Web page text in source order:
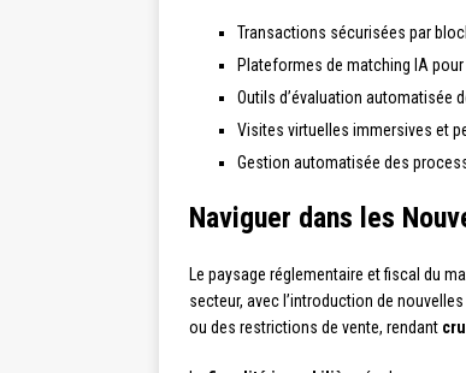
Transactions sécurisées par
Plateformes de matching IA
Outils d’évaluation automatisée
Visites virtuelles immersives et
Gestion automatisée des
Naviguer dans les
Le paysage réglementaire et fiscal du
secteur, avec l’introduction de
ou des restrictions de vente, rendant